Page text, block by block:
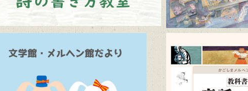
企画展「教科書で出会う童話と絵本展」（7/10～9/14）
画展「Let’s go to the mountains！～作家×山～」（12/9～R9/6/21）
ーマ展「向田邦子日本を旅する～Bon Voyage～」（11/1～R9/3/15）